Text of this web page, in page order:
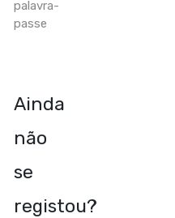
palavra-
passe
Ainda
não
se
registou?